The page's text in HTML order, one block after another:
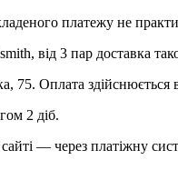
платежу не
від 3 пар доставка
75. Оплата
2 діб.
— через платіжну